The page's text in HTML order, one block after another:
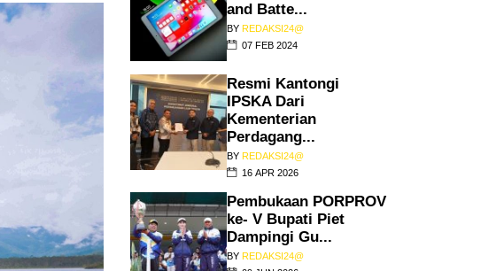
and Batte...
BY REDAKSI24@
07 FEB 2024
Resmi Kantongi
IPSKA Dari
Kementerian
Perdagang...
BY REDAKSI24@
16 APR 2026
Pembukaan PORPROV
ke- V Bupati Piet
Dampingi Gu...
BY REDAKSI24@